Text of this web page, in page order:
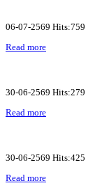
06-07-2569 Hits:759
Read more
30-06-2569 Hits:279
Read more
30-06-2569 Hits:425
Read more